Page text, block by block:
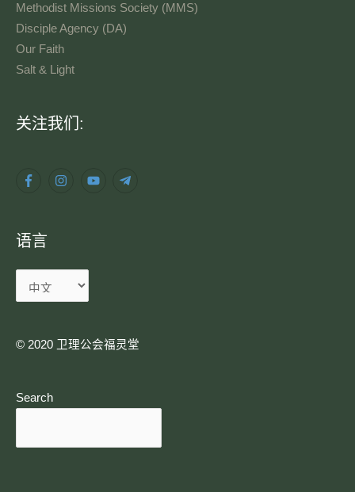
Methodist Missions Society (MMS)
Disciple Agency (DA)
Our Faith
Salt & Light
关注我们:
语言
语
© 2020 卫理公会福灵堂​
Search